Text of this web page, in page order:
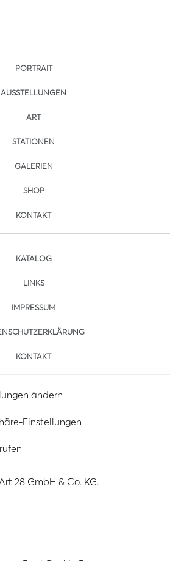
PORTRAIT
AUSSTELLUNGEN
ART
STATIONEN
GALERIEN
SHOP
KONTAKT
KATALOG
LINKS
IMPRESSUM
KONTAKT
ändern
Einstellungen
28 GmbH & Co. KG.